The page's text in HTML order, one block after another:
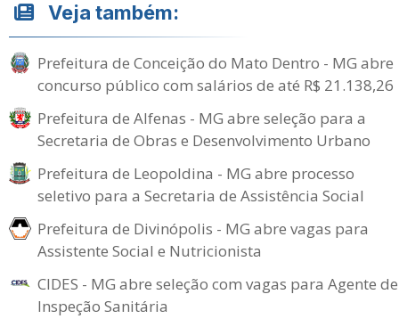
Veja também:
Prefeitura de Conceição do Mato Dentro - MG abre
concurso público com salários de até R$ 21.138,26
Prefeitura de Alfenas - MG abre seleção para a
Secretaria de Obras e Desenvolvimento Urbano
Prefeitura de Leopoldina - MG abre processo
seletivo para a Secretaria de Assistência Social
Prefeitura de Divinópolis - MG abre vagas para
Assistente Social e Nutricionista
CIDES - MG abre seleção com vagas para Agente de
Inspeção Sanitária